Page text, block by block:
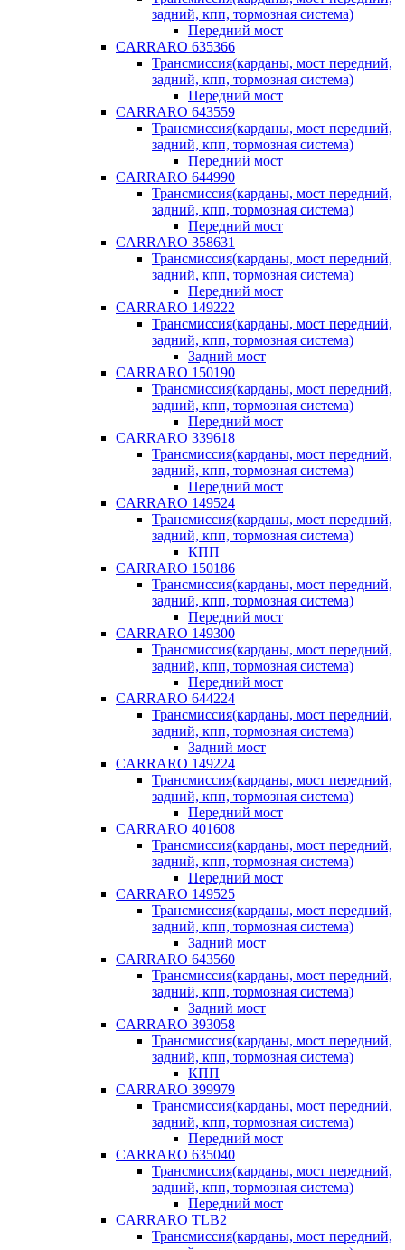
задний, кпп, тормозная система)
Передний мост
CARRARO 635366
Трансмиссия(карданы, мост передний,
задний, кпп, тормозная система)
Передний мост
CARRARO 643559
Трансмиссия(карданы, мост передний,
задний, кпп, тормозная система)
Передний мост
CARRARO 644990
Трансмиссия(карданы, мост передний,
задний, кпп, тормозная система)
Передний мост
CARRARO 358631
Трансмиссия(карданы, мост передний,
задний, кпп, тормозная система)
Передний мост
CARRARO 149222
Трансмиссия(карданы, мост передний,
задний, кпп, тормозная система)
Задний мост
CARRARO 150190
Трансмиссия(карданы, мост передний,
задний, кпп, тормозная система)
Передний мост
CARRARO 339618
Трансмиссия(карданы, мост передний,
задний, кпп, тормозная система)
Передний мост
CARRARO 149524
Трансмиссия(карданы, мост передний,
задний, кпп, тормозная система)
КПП
CARRARO 150186
Трансмиссия(карданы, мост передний,
задний, кпп, тормозная система)
Передний мост
CARRARO 149300
Трансмиссия(карданы, мост передний,
задний, кпп, тормозная система)
Передний мост
CARRARO 644224
Трансмиссия(карданы, мост передний,
задний, кпп, тормозная система)
Задний мост
CARRARO 149224
Трансмиссия(карданы, мост передний,
задний, кпп, тормозная система)
Передний мост
CARRARO 401608
Трансмиссия(карданы, мост передний,
задний, кпп, тормозная система)
Передний мост
CARRARO 149525
Трансмиссия(карданы, мост передний,
задний, кпп, тормозная система)
Задний мост
CARRARO 643560
Трансмиссия(карданы, мост передний,
задний, кпп, тормозная система)
Задний мост
CARRARO 393058
Трансмиссия(карданы, мост передний,
задний, кпп, тормозная система)
КПП
CARRARO 399979
Трансмиссия(карданы, мост передний,
задний, кпп, тормозная система)
Передний мост
CARRARO 635040
Трансмиссия(карданы, мост передний,
задний, кпп, тормозная система)
Передний мост
CARRARO TLB2
Трансмиссия(карданы, мост передний,